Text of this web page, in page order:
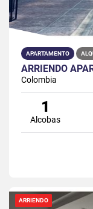
APARTAMENTO
Colombia
1
Alcobas
ARRIENDO